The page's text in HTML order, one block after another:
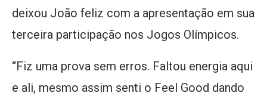
deixou João feliz com a apresentação em sua
terceira participação nos Jogos Olímpicos.
“Fiz uma prova sem erros. Faltou energia aqui
e ali, mesmo assim senti o Feel Good dando